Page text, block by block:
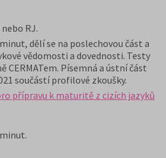
nebo RJ.
dělí se na poslechovou část a
vědomosti a dovednosti. Testy
CERMATem. Písemná a ústní část
součástí profilové zkoušky.
přípravu k maturitě z cizích jazyků